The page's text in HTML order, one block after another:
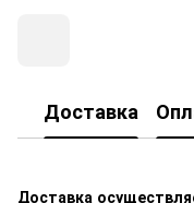
Доставка
Доставка